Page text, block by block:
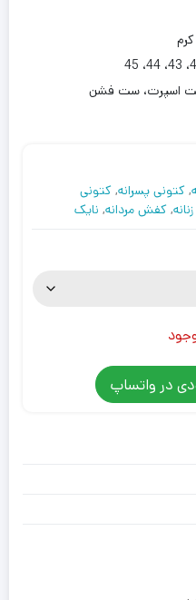
ست اسپرت، ست فشن
, کتونی پسرانه, کتونی
, کفش مردانه, نایک
در واتساپ